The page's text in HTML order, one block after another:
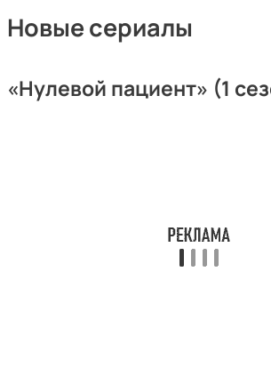
Новые сериалы
«Нулевой пациент» (1